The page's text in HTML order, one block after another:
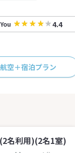
4.4
航空＋宿泊プラン
名利用)(2名1室)